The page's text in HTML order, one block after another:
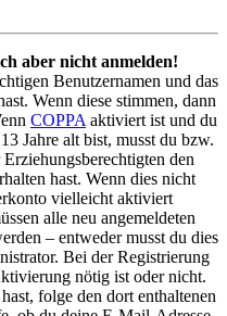
aber nicht anmelden!
Benutzernamen und das
Wenn diese stimmen, dann
COPPA aktiviert ist und du
Jahre alt bist, musst du bzw.
den
hast. Wenn dies nicht
vielleicht aktiviert
alle neu angemeldeten
– entweder musst du dies
Bei der Registrierung
nötig ist oder nicht.
folge den dort enthaltenen